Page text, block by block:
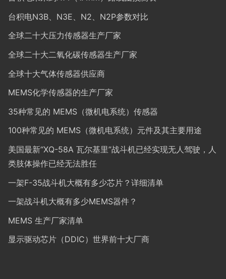
台积电N3B、N3E、N2、N2P参数对比
全球二十大压力传感器生产厂家
全球二十大二氧化碳传感器生产厂家
全球十大气体传感器供应商
MEMS化学传感器的生产厂家
35种常见的 MEMS（微机电系统）传感器
100种常见的 MEMS（微机电系统）元件及其主要用途
美国最新“XQ-58A 瓦尔基里”战斗机已经实现无人驾驶，人
类肢体操作已经无法胜任
一架F-35战斗机大概有多少芯片？详细清单
一架战斗机大概有多少MEMS器件？
MEMS 生产厂家清单
显示驱动芯片（DDIC）世界前十大厂商